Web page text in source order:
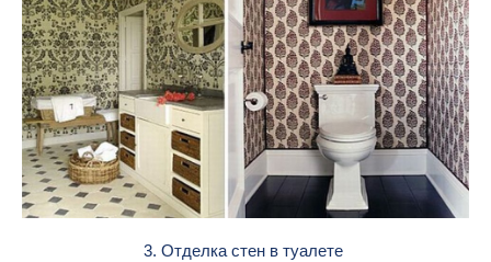
3. Отделка стен в туалете